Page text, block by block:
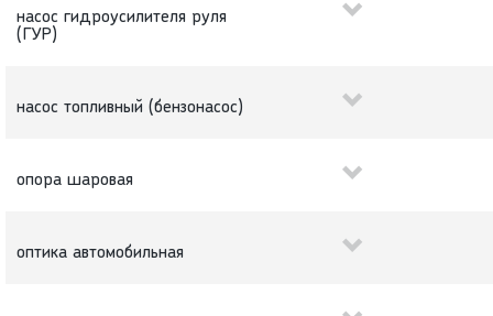
насос гидроусилителя руля
(ГУР)
насос топливный (бензонасос)
опора шаровая
оптика автомобильная